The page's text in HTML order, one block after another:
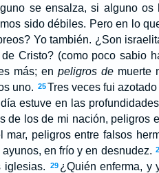
se ensalza, si alguno os
sido débiles. Pero en lo
Yo también. ¿Son
Cristo? (como poco sabio
más; en peligros demuerte
uno. 25 Tres veces fui
estuve en las
de los de mi nación, peligros
peligros entre falsos
en frío y en desnudez.
iglesias.
29 ¿Quién enferma, y